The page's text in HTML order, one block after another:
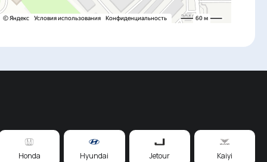
Honda Hyundai Jetour Kaiyi